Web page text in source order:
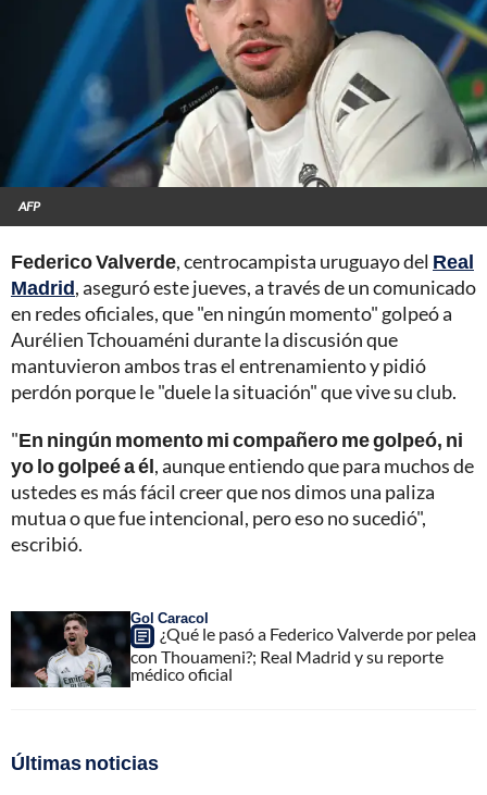
AFP
Federico Valverde, centrocampista uruguayo del Real
Madrid, aseguró este jueves, a través de un comunicado
en redes oficiales, que "en ningún momento" golpeó a
Aurélien Tchouaméni durante la discusión que
mantuvieron ambos tras el entrenamiento y pidió
perdón porque le "duele la situación" que vive su club.
"En ningún momento mi compañero me golpeó, ni
yo lo golpeé a él, aunque entiendo que para muchos de
ustedes es más fácil creer que nos dimos una paliza
mutua o que fue intencional, pero eso no sucedió",
escribió.
Gol Caracol
¿Qué le pasó a Federico Valverde por pelea
con Thouameni?; Real Madrid y su reporte
médico oficial
Últimas noticias